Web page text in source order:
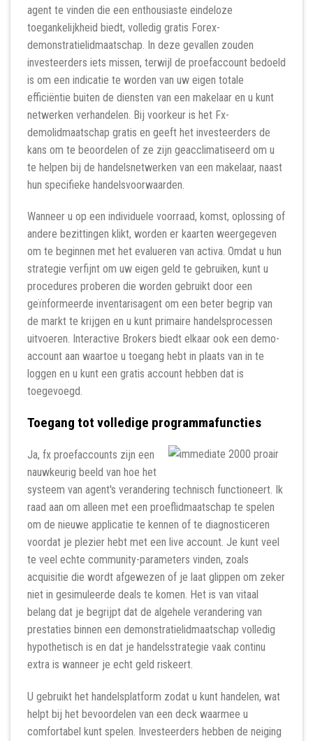
agent te vinden die een enthousiaste eindeloze
toegankelijkheid biedt, volledig gratis Forex-
demonstratielidmaatschap. In deze gevallen zouden
investeerders iets missen, terwijl de proefaccount bedoeld
is om een ​​indicatie te worden van uw eigen totale
efficiëntie buiten de diensten van een makelaar en u kunt
netwerken verhandelen. Bij voorkeur is het Fx-
demolidmaatschap gratis en geeft het investeerders de
kans om te beoordelen of ze zijn geacclimatiseerd om u
te helpen bij de handelsnetwerken van een makelaar, naast
hun specifieke handelsvoorwaarden.
Wanneer u op een individuele voorraad, komst, oplossing of
andere bezittingen klikt, worden er kaarten weergegeven
om te beginnen met het evalueren van activa. Omdat u hun
strategie verfijnt om uw eigen geld te gebruiken, kunt u
procedures proberen die worden gebruikt door een
geïnformeerde inventarisagent om een ​​beter begrip van
de markt te krijgen en u kunt primaire handelsprocessen
uitvoeren. Interactive Brokers biedt elkaar ook een demo-
account aan waartoe u toegang hebt in plaats van in te
loggen en u kunt een gratis account hebben dat is
toegevoegd.
Toegang tot volledige programmafuncties
Ja, fx proefaccounts zijn een
nauwkeurig beeld van hoe het
systeem van agent's verandering technisch functioneert. Ik
raad aan om alleen met een proeflidmaatschap te spelen
om de nieuwe applicatie te kennen of te diagnosticeren
voordat je plezier hebt met een live account. Je kunt veel
te veel echte community-parameters vinden, zoals
acquisitie die wordt afgewezen of je laat glippen om zeker
niet in gesimuleerde deals te komen. Het is van vitaal
belang dat je begrijpt dat de algehele verandering van
prestaties binnen een demonstratielidmaatschap volledig
hypothetisch is en dat je handelsstrategie vaak continu
extra is wanneer je echt geld riskeert.
U gebruikt het handelsplatform zodat u kunt handelen, wat
helpt bij het bevoordelen van een deck waarmee u
comfortabel kunt spelen. Investeerders hebben de neiging